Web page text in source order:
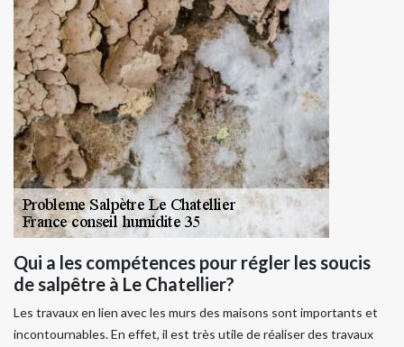
Qui a les compétences pour régler les soucis
de salpêtre à Le Chatellier?
Les travaux en lien avec les murs des maisons sont importants et
incontournables. En effet, il est très utile de réaliser des travaux